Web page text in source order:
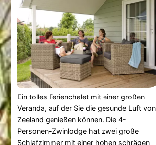
Ein tolles Ferienchalet mit einer großen
Veranda, auf der Sie die gesunde Luft von
Zeeland genießen können. Die 4-
Personen-Zwinlodge hat zwei große
Schlafzimmer mit einer hohen schrägen